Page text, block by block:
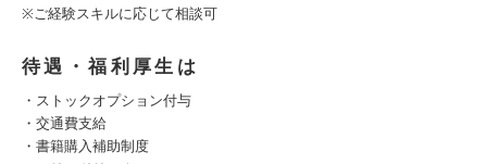
※ご経験スキルに応じて相談可
待遇・福利厚生は
・ストックオプション付与
・交通費支給
・書籍購入補助制度